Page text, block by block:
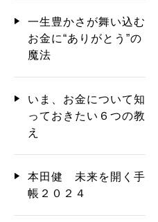
一生豊かさが舞い込む
お金に“ありがとう”の
魔法
いま、お金について知
っておきたい６つの教
え
本田健 未来を開く手
帳２０２４